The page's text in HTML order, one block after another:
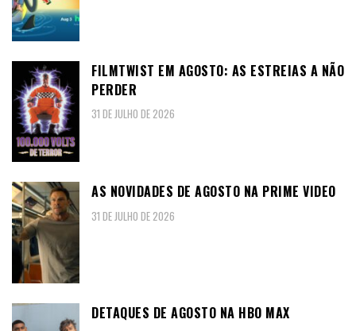
FILMTWIST EM AGOSTO: AS ESTREIAS A NÃO
PERDER
31 DE JULHO DE 2026
AS NOVIDADES DE AGOSTO NA PRIME VIDEO
31 DE JULHO DE 2026
DETAQUES DE AGOSTO NA HBO MAX